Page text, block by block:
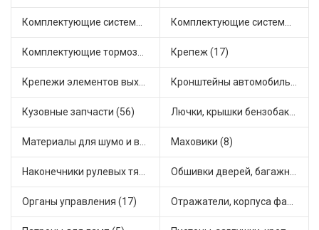
Комплектующие системы отопления (37) Комплектующие системы питания (26)
Комплектующие тормозной системы (16) Крепеж (17)
Крепежи элементов выхлопной системы (7) Кронштейны автомобильные (13)
Кузовные запчасти (56) Лючки, крышки бензобака (3)
Материалы для шумо и виброизоляции (1) Маховики (8)
Наконечники рулевых тяг (36) Обшивки дверей, багажника, потолков, накладки салона (5)
Органы управления (17) Отражатели, корпуса фар и фонарей (1)